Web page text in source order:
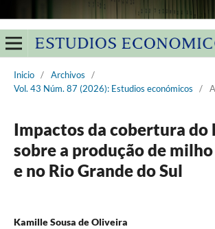
Inicio / Archivos
/
Vol. 43 Núm. 87 (2026): Estudios económicos
/
Impactos da cobertura do
sobre a produção de
e no Rio Grande do Sul
Kamille Sousa de Oliveira